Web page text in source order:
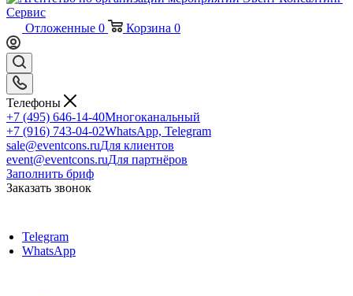
Отложенные 0 Корзина 0
Телефоны
+7 (495) 646-14-40Многоканальный
+7 (916) 743-04-02WhatsApp, Telegram
sale@eventcons.ruДля клиентов
event@eventcons.ruДля партнёров
Заполнить бриф
Заказать звонок
Telegram
WhatsApp